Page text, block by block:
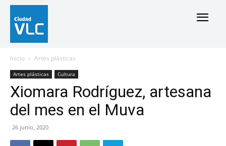
Inicio Artes plásticas
Artes plásticas Cultura
Xiomara Rodríguez, artesana
del mes en el Muva
26 junio, 2020